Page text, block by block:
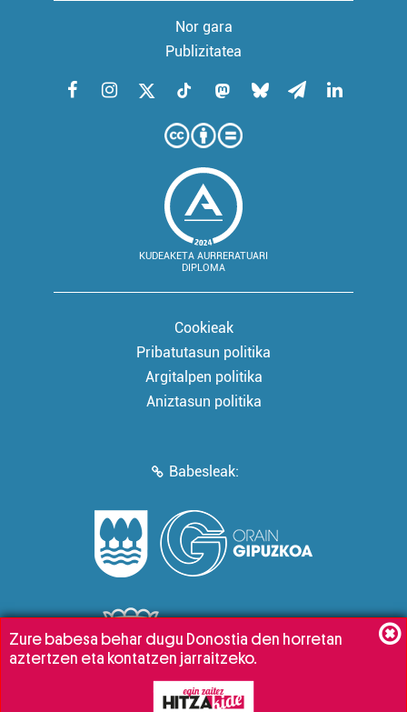
Nor gara
Publizitatea
KUDEAKETA AURRERATUARI
DIPLOMA
Cookieak
Pribatutasun politika
Argitalpen politika
Aniztasun politika
Babesleak:
Zure babesa behar dugu Donostia den horretan
aztertzen eta kontatzen jarraitzeko.